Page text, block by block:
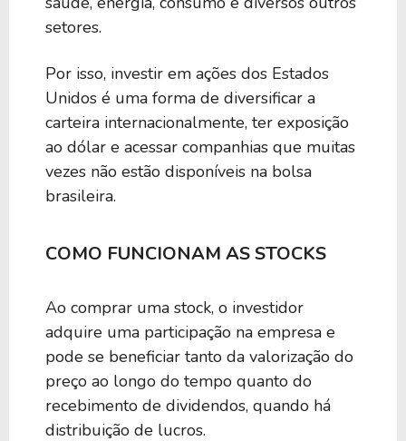
setores.
Por isso, investir em ações dos Estados
Unidos é uma forma de diversificar a
carteira internacionalmente, ter exposição
ao dólar e acessar companhias que muitas
vezes não estão disponíveis na bolsa
brasileira.
COMO FUNCIONAM AS STOCKS
Ao comprar uma stock, o investidor
adquire uma participação na empresa e
pode se beneficiar tanto da valorização do
preço ao longo do tempo quanto do
recebimento de dividendos, quando há
distribuição de lucros.